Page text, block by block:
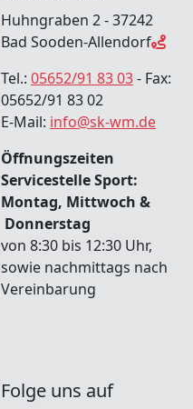
Huhngraben 2 - 37242
Bad Sooden-Allendorf
Tel.: 05652/91 83 03- Fax:
05652/91 83 02
E-Mail: info@sk-wm.de
Öffnungszeiten
Servicestelle Sport:
Montag, Mittwoch &
Donnerstag
von 8:30 bis 12:30 Uhr,
sowie nachmittags nach
Vereinbarung
Folge uns auf